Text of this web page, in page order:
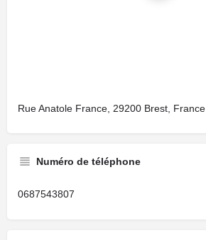
Rue Anatole France, 29200 Brest, France
Numéro de téléphone
0687543807